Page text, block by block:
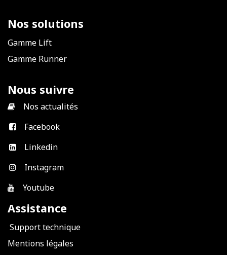
Nos solutions
Gamme Lift
Gamme Runner
Nous suivre
Nos actualités
Facebook
Linkedin
Instagram
Youtube
Assistance
Support technique
Mentions légales